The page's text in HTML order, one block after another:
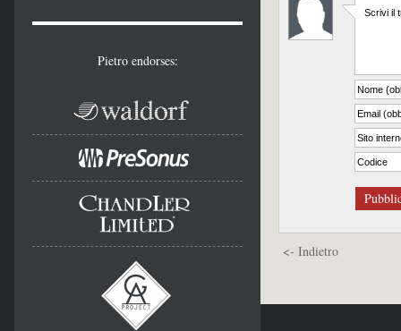
<- Indietro
Pietro endorses: